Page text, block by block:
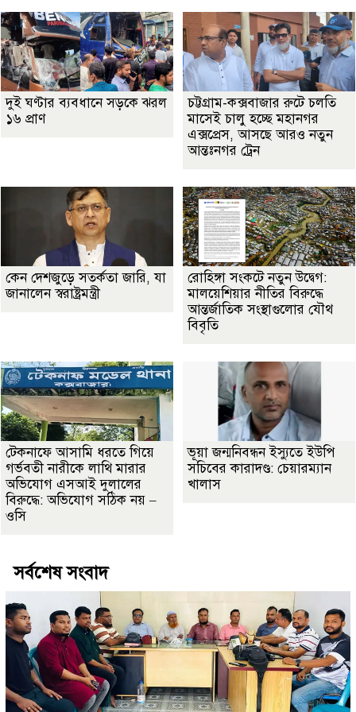
দুই ঘণ্টার ব্যবধানে সড়কে ঝরল
১৬ প্রাণ
চট্টগ্রাম-কক্সবাজার রুটে চলতি
মাসেই চালু হচ্ছে মহানগর
এক্সপ্রেস, আসছে আরও নতুন
আন্তঃনগর ট্রেন
কেন দেশজুড়ে সতর্কতা জারি, যা
জানালেন স্বরাষ্ট্রমন্ত্রী
রোহিঙ্গা সংকটে নতুন উদ্বেগ:
মালয়েশিয়ার নীতির বিরুদ্ধে
আন্তর্জাতিক সংস্থাগুলোর যৌথ
বিবৃতি
টেকনাফে আসামি ধরতে গিয়ে
গর্ভবতী নারীকে লাথি মারার
অভিযোগ এসআই দুলালের
বিরুদ্ধে: অভিযোগ সঠিক নয় –
ওসি
ভূয়া জন্মনিবন্ধন ইস্যুতে ইউপি
সচিবের কারাদণ্ড: চেয়ারম্যান
খালাস
সর্বশেষ সংবাদ